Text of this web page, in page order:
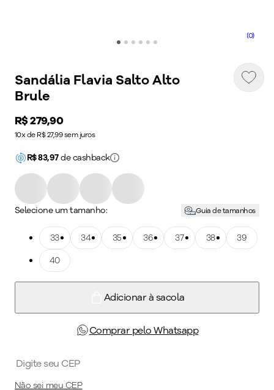
(0)
Sandália Flavia Salto Alto
Brule
Price:
R$ 279,90
10x de R$ 27,99 sem juros
R$83,97de cashback
Selecione um tamanho: Guia de tamanhos
Tamanho: 33
33Tamanho: 34
34Tamanho: 35
35Tamanho: 36
36Tamanho: 37
37Tamanho: 38
38Tamanho: 39
39
Tamanho: 40
40
Adicionar à sacola
Comprar pelo Whatsapp
Não sei meu CEP